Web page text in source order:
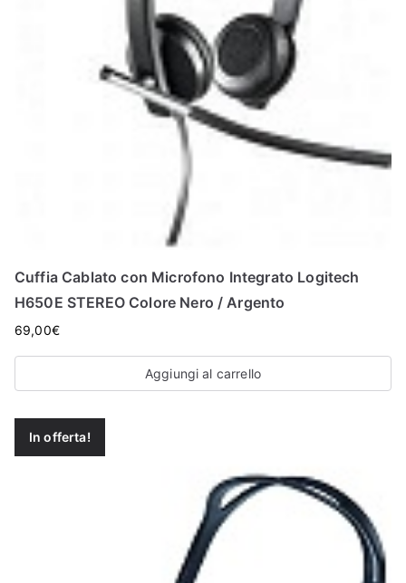
Cuffia Cablato con Microfono Integrato Logitech
H650E STEREO Colore Nero / Argento
69,00€
Aggiungi al carrello
In offerta!